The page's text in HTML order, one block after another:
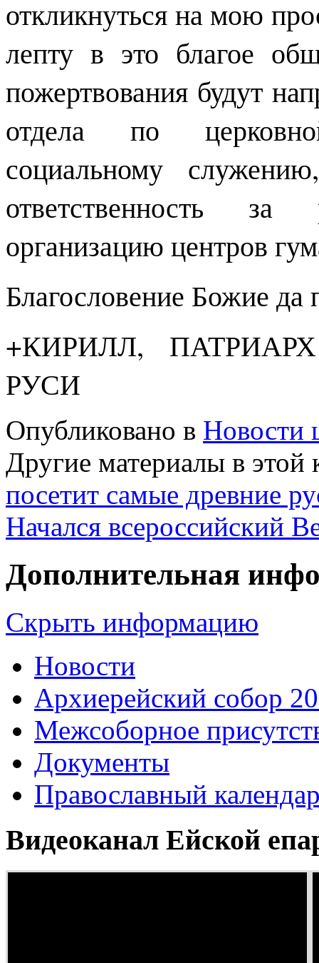
откликнуться на мою
лепту в это благое
пожертвования будут
отдела по
социальному
ответственность
организацию центров
Благословение Божие да
+КИРИЛЛ,
РУСИ
Опубликовано в Новости
Другие материалы в этой
посетит самые древние
Начался всероссийский
Дополнительная
Скрыть информацию
Новости
Архиерейский собор
Межсоборное
Документы
Православный
Видеоканал Ейской